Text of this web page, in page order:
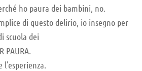
ho paura dei bambini, no.
di questo delirio, io insegno per
scuola dei
PAURA.